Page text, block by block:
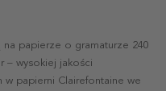
na papierze o gramaturze 240
– wysokiej jakości
w papierni Clairefontaine we